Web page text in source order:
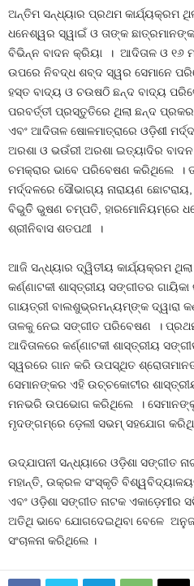
ଅନ୍ତିମ ସନ୍ଧ୍ୟାର ପ୍ରଥମ କାର୍ଯ୍ୟକ୍ରମ
ଧନେଶ୍ୱର ସ୍ୱାଇଁ ଓ ତାଙ୍କ ଛାତ୍ରମାନଙ୍କ
ବିଭିନ୍ନ ବାଦନ କ୍ରିୟା । ଆଦିତାଳ ଓ ୧୬
ଉପରେ ନିବଦ୍ଧ ଶବ୍ଦ ସ୍ୱର ସେମାନେ
ହସ୍ତ ବାଦ୍ୟ ଓ ଚଉଷଠି ଛନ୍ଦ ବାଦ୍ୟ
ପରବର୍ତ୍ତୀ ପ୍ରସ୍ତୁତିରେ ଥିଲା ଛନ୍ଦ
ଏବଂ ଆଦିତାଳ ଷୋଳମାତ୍ରାରେ ଓଡ଼ିଶୀ
ଅରଶା ଓ ଭଉଁରୀ ଅରଶା ଇତ୍ୟାଦିର ବାଦନ
ଚମକ୍ରାର ଭାବେ ପରିବେଷଣ କରିଥିଲେ ।
ମର୍ଦ୍ଦଳରେ ସୌଭାଗ୍ୟ ନାରାୟଣ ଛୋଟରାୟ,
ବିଭୁତିି ଭୁଷଣ ଚମ୍ପତି, ହାରମୋନିୟମ୍‌ରେ
ଶ୍ରୀନିବାସ ଶତପଥୀ ।
ଆଜି ସନ୍ଧ୍ୟାର ଦ୍ୱିତୀୟ କାର୍ଯ୍ୟକ୍ରମ
କର୍ଣ୍ଣାଟକୀ ଶାସ୍ତ୍ରୀୟ ସଙ୍ଗୀତର
ଗାୟତ୍ରୀ ବାଲଶୁଭ୍ରମନ୍ୟମ୍‌ଙ୍କ ଦ୍ୱାରା
ତାଳକୁ ନେଇ ସଙ୍ଗୀତ ପରିବେଷଣ । ପ୍ରଥମ
ଆଦିତାଳରେ କର୍ଣ୍ଣାଟକୀ ଶାସ୍ତ୍ରୀୟ
ସ୍ୱରରେ ଗାନ କରି ଉପସ୍ଥିତ
ସେମାନଙ୍କର ଏହି ଉଚ୍ଚକୋଟୀର
ମନଭରି ଉପଭୋଗ କରିଥିଲେ ।
ମୃଦଙ୍ଗମ୍‌ରେ ଡ଼େଲୀ ସଭମ୍‌ ସହଯୋଗ
ଉଦ୍‌ଯାପନୀ ସନ୍ଧ୍ୟାରେ ଓଡ଼ିଶା ସଙ୍ଗୀତ
ମହାନ୍ତି, ଉକ୍ରଳ ସଂସ୍କୃତି
ଏବଂ ଓଡ଼ିଶା ସଙ୍ଗୀତ ନାଟକ
ଅତିଥି ଭାବେ ଯୋଗଦେଇଥିବା ବେଳେ
ସଂଚାଳନା କରିଥିଲେ ।